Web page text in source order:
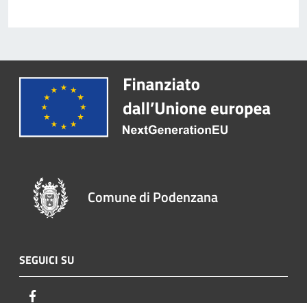
Comune di Podenzana
SEGUICI SU